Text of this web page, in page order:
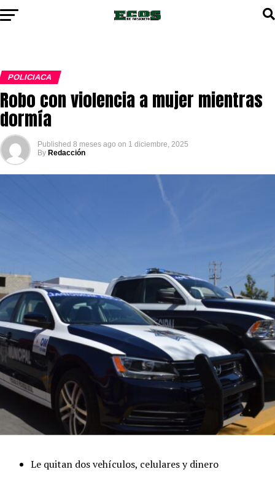
POLICIACA
Robo con violencia a mujer mientras
dormía
Published 8 meses ago on 1 diciembre, 2025
By Redacción
Le quitan dos vehículos, celulares y dinero